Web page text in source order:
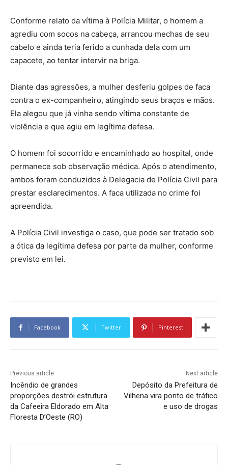
Conforme relato da vítima à Polícia Militar, o homem a
agrediu com socos na cabeça, arrancou mechas de seu
cabelo e ainda teria ferido a cunhada dela com um
capacete, ao tentar intervir na briga.
Diante das agressões, a mulher desferiu golpes de faca
contra o ex-companheiro, atingindo seus braços e mãos.
Ela alegou que já vinha sendo vítima constante de
violência e que agiu em legítima defesa.
O homem foi socorrido e encaminhado ao hospital, onde
permanece sob observação médica. Após o atendimento,
ambos foram conduzidos à Delegacia de Polícia Civil para
prestar esclarecimentos. A faca utilizada no crime foi
apreendida.
A Polícia Civil investiga o caso, que pode ser tratado sob
a ótica da legítima defesa por parte da mulher, conforme
previsto em lei.
Facebook Twitter Pinterest
Previous article
Incêndio de grandes
proporções destrói estrutura
da Cafeeira Eldorado em Alta
Floresta D’Oeste (RO)
Next article
Depósito da Prefeitura de
Vilhena vira ponto de tráfico
e uso de drogas